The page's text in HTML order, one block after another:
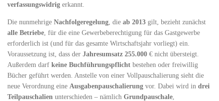
verfassungswidrig erkannt.
Die nunmehrige Nachfolgeregelung , die ab 2013 gilt, bezieht zunächst
alle Betriebe , für die eine Gewerbeberechtigung für das Gastgewerbe
erforderlich ist (und für das gesamte Wirtschaftsjahr vorliegt) ein.
Voraussetzung ist, dass der Jahresumsatz 255.000 € nicht übersteigt.
Außerdem darf keine Buchführungspflicht bestehen oder freiwillig
Bücher geführt werden. Anstelle von einer Vollpauschalierung sieht die
neue Verordnung eine Ausgabenpauschalierung vor. Dabei wird in drei
Teilpauschalien unterschieden – nämlich Grundpauschale